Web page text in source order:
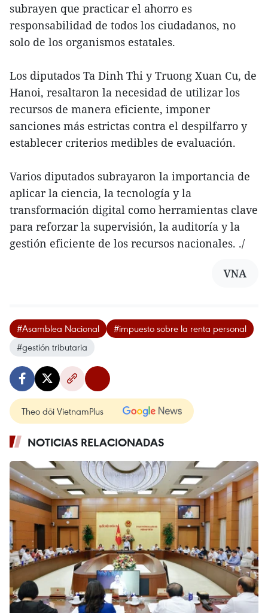
subrayen que practicar el ahorro es
responsabilidad de todos los ciudadanos, no
solo de los organismos estatales.
Los diputados Ta Dinh Thi y Truong Xuan Cu, de
Hanoi, resaltaron la necesidad de utilizar los
recursos de manera eficiente, imponer
sanciones más estrictas contra el despilfarro y
establecer criterios medibles de evaluación.
Varios diputados subrayaron la importancia de
aplicar la ciencia, la tecnología y la
transformación digital como herramientas clave
para reforzar la supervisión, la auditoría y la
gestión eficiente de los recursos nacionales. ./
VNA
#Asamblea Nacional
#impuesto sobre la renta personal
#gestión tributaria
Theo dõi VietnamPlus
NOTICIAS RELACIONADAS